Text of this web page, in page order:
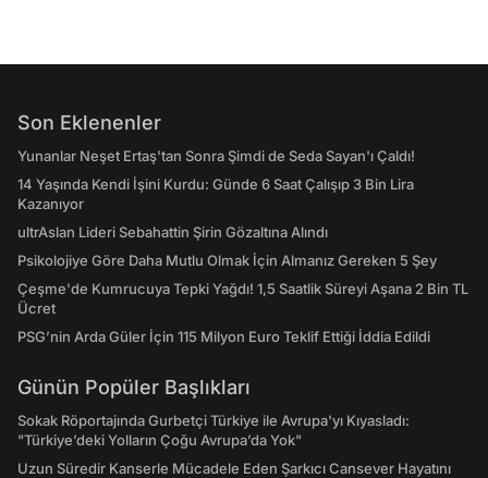
Son Eklenenler
Yunanlar Neşet Ertaş'tan Sonra Şimdi de Seda Sayan'ı Çaldı!
14 Yaşında Kendi İşini Kurdu: Günde 6 Saat Çalışıp 3 Bin Lira
Kazanıyor
ultrAslan Lideri Sebahattin Şirin Gözaltına Alındı
Psikolojiye Göre Daha Mutlu Olmak İçin Almanız Gereken 5 Şey
Çeşme'de Kumrucuya Tepki Yağdı! 1,5 Saatlik Süreyi Aşana 2 Bin TL
Ücret
PSG’nin Arda Güler İçin 115 Milyon Euro Teklif Ettiği İddia Edildi
Günün Popüler Başlıkları
Sokak Röportajında Gurbetçi Türkiye ile Avrupa'yı Kıyasladı:
"Türkiye’deki Yolların Çoğu Avrupa’da Yok"
Uzun Süredir Kanserle Mücadele Eden Şarkıcı Cansever Hayatını